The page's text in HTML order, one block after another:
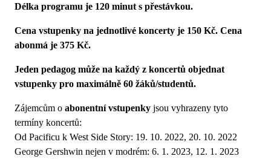
Délka programu je 120 minut s přestávkou.
Cena vstupenky na jednotlivé koncerty je 150 Kč. Cena
abonmá je 375 Kč.
Jeden pedagog může na každý z koncertů objednat
vstupenky pro maximálně 60 žáků/studentů.
Zájemcům o abonentní vstupenky jsou vyhrazeny tyto
termíny koncertů:
Od Pacificu k West Side Story: 19. 10. 2022, 20. 10. 2022
George Gershwin nejen v modrém: 6. 1. 2023, 12. 1. 2023